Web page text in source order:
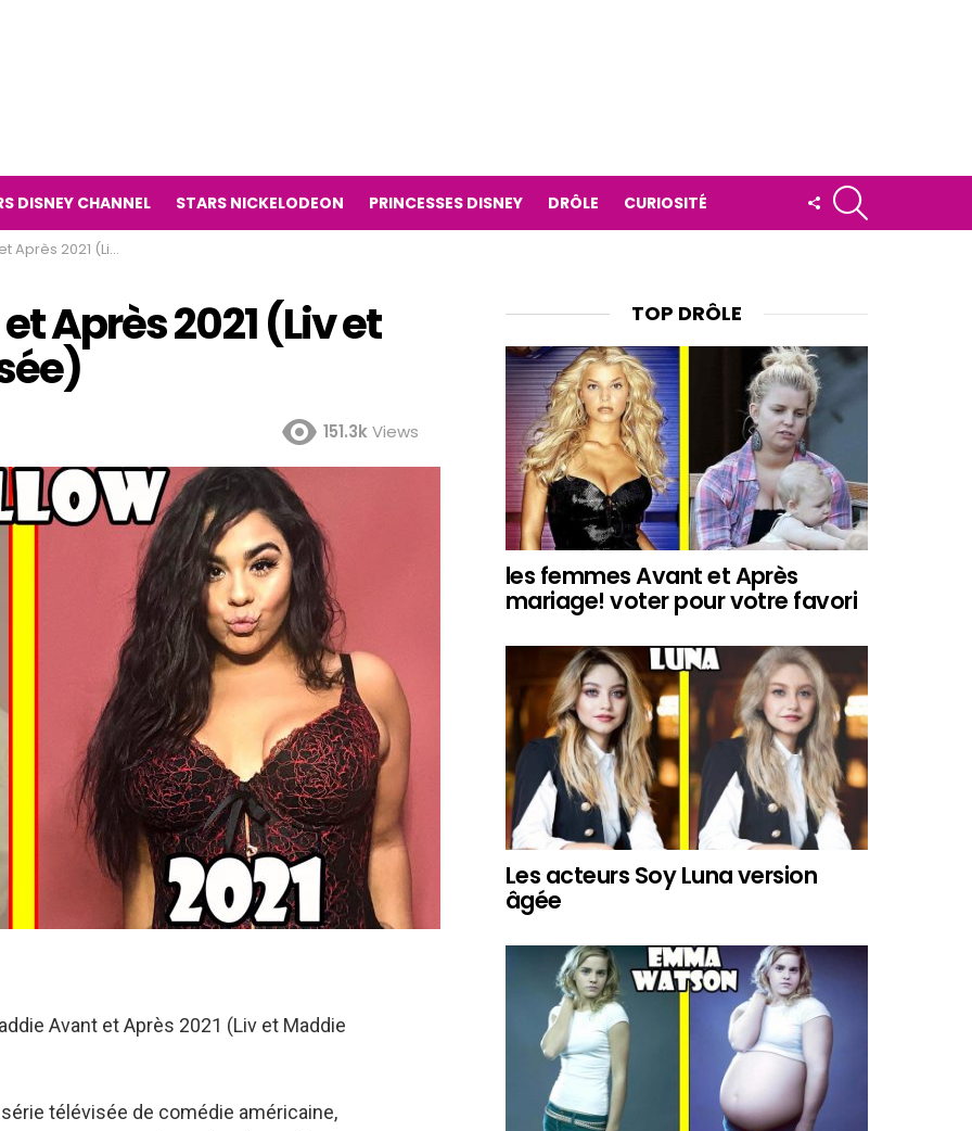
DISNEY CHANNEL STARS NICKELODEON PRINCESSES DISNEY DRÔLE CURIOSITÉ
FOLLOW
US
et Maddie Série Télévisée)
Après 2021 (Liv et
151.3kViews
Avant et Après 2021 (Liv et Maddie
télévisée de comédie américaine,
TOP DRÔLE
les femmes Avant et Après
mariage! voter pour votre favori
Les acteurs Soy Luna version
âgée